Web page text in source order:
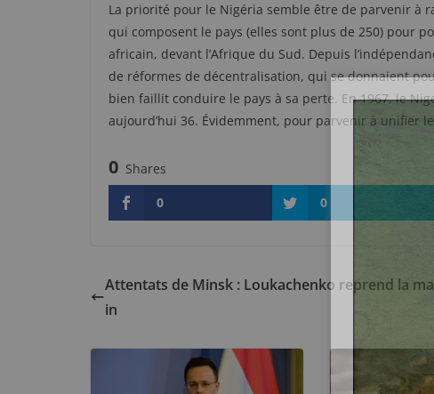
La priorité pour le Nigéria semble être de parvenir à
qui composent le pays (elles sont plus de 250) pour
africain, devant l’Afrique du Sud. Depuis
de réformes de décentralisation, qui se donnaient
bien faillit conduire le pays à sa perte. En 1967, le
aujourd’hui 36. Évidemment, pour parvenir à unifier
0 Shares
0
0
Attentats de Minsk : Loukachenko reprend la ma
in